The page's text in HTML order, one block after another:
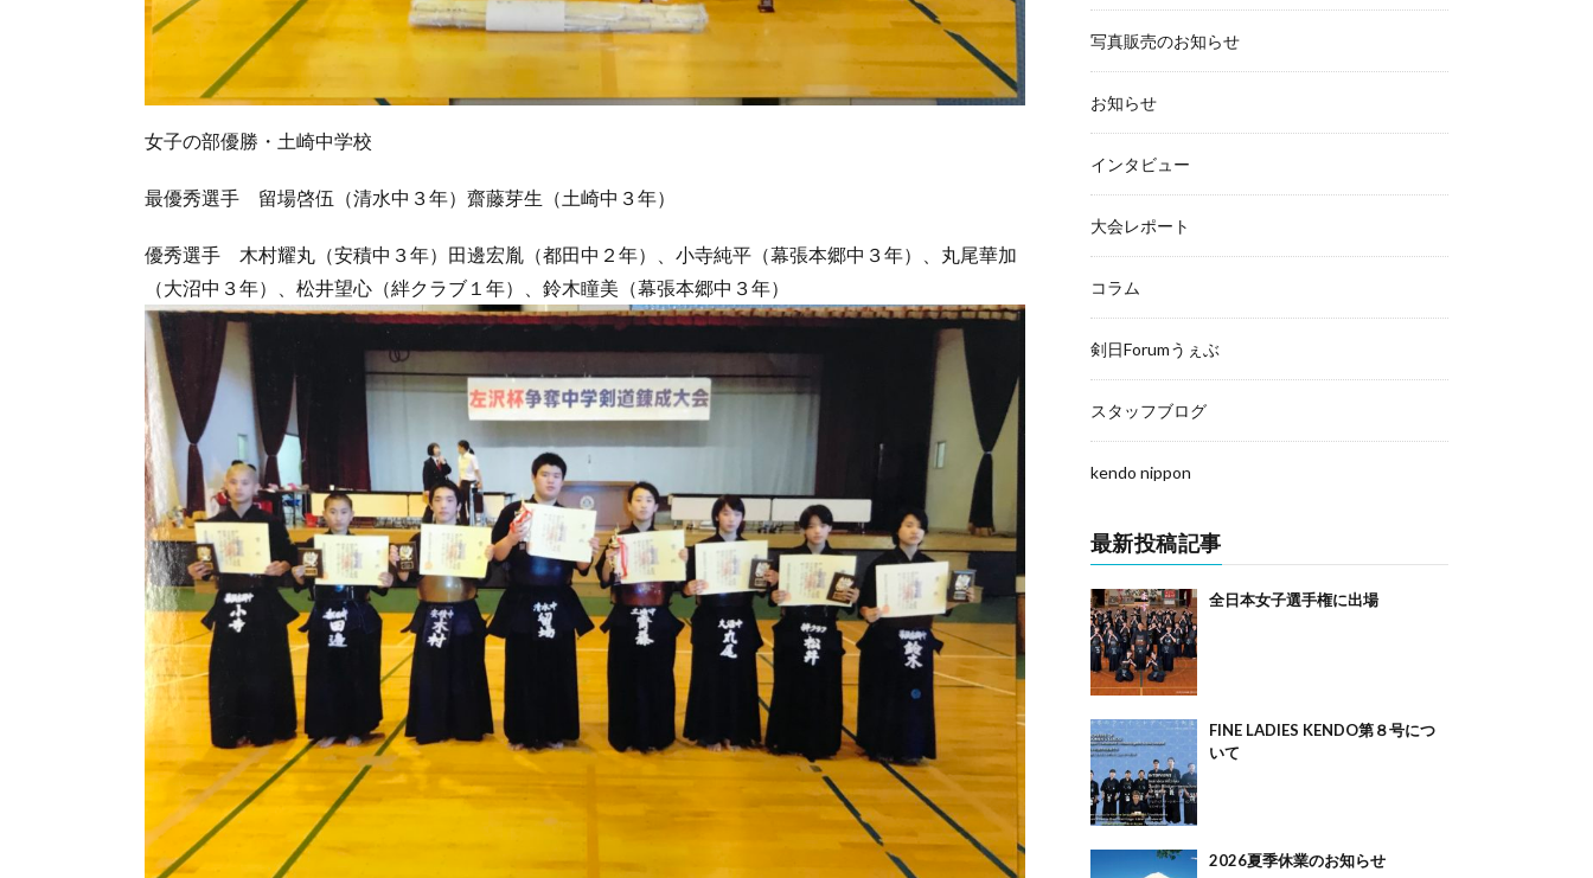
女子の部優勝・土崎中学校
最優秀選手 留場啓伍（清水中３年）齋藤芽生（土崎中３年）
優秀選手 木村耀丸（安積中３年）田邊宏胤（都田中２年）、小寺純平（幕張本郷中３年）、丸尾華加
（大沼中３年）、松井望心（絆クラブ１年）、鈴木瞳美（幕張本郷中３年）
写真販売のお知らせ
お知らせ
インタビュー
大会レポート
コラム
剣日Forumうぇぶ
スタッフブログ
kendo nippon
最新投稿記事
全日本女子選手権に出場
FINE LADIES KENDO第８号につ
いて
2026夏季休業のお知らせ